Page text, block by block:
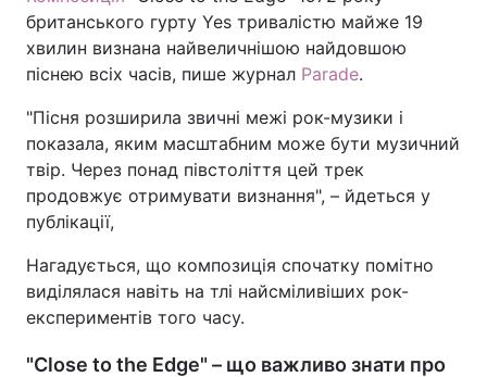
британського гурту Yes тривалістю майже 19
хвилин визнана найвеличнішою найдовшою
піснею всіх часів, пише журнал Parade.
"Пісня розширила звичні межі рок-музики і
показала, яким масштабним може бути музичний
твір. Через понад півстоліття цей трек
продовжує отримувати визнання", – йдеться у
публікації,
Нагадується, що композиція спочатку помітно
виділялася навіть на тлі найсміливіших рок-
експериментів того часу.
"Close to the Edge" – що важливо знати про